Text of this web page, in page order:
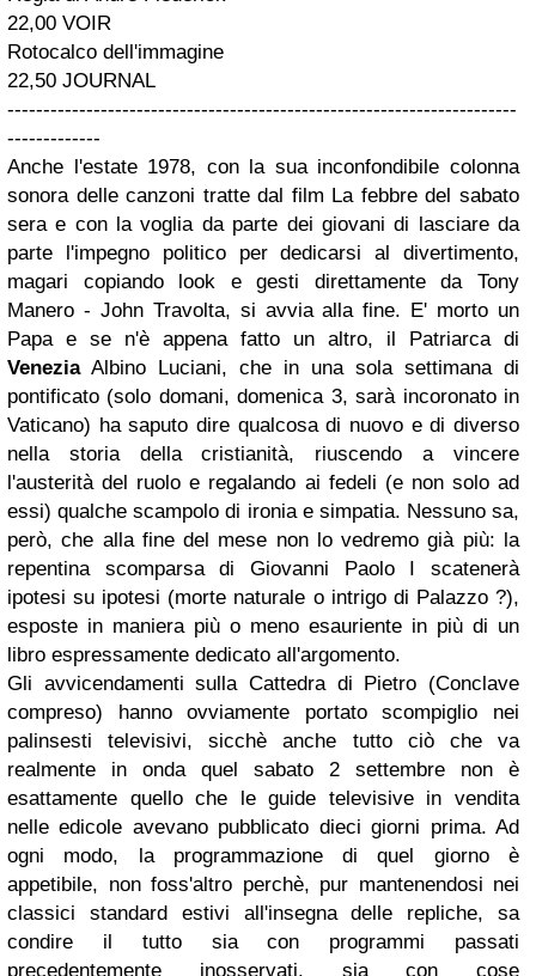
22,00 VOIR
Rotocalco dell'immagine
22,50 JOURNAL
-----------------------------------------------------------------------
-------------
Anche l'estate 1978, con la sua inconfondibile colonna
sonora delle canzoni tratte dal film La febbre del sabato
serae con la voglia da parte dei giovani di lasciare da
parte l'impegno politico per dedicarsi al divertimento,
magari copiando look e gesti direttamente da Tony
Manero - John Travolta, si avvia alla fine. E' morto un
Papa e se n'è appena fatto un altro, il Patriarca di
VeneziaAlbino Luciani, che in una sola settimana di
pontificato (solo domani, domenica 3, sarà incoronato in
Vaticano) ha saputo dire qualcosa di nuovo e di diverso
nella storia della cristianità, riuscendo a vincere
l'austerità del ruolo e regalando ai fedeli (e non solo ad
essi) qualche scampolo di ironia e simpatia. Nessuno sa,
però, che alla fine del mese non lo vedremo già più: la
repentina scomparsa di Giovanni Paolo I scatenerà
ipotesi su ipotesi (morte naturale o intrigo di Palazzo ?),
esposte in maniera più o meno esauriente in più di un
libro espressamente dedicato all'argomento.
Gli avvicendamenti sulla Cattedra di Pietro (Conclave
compreso) hanno ovviamente portato scompiglio nei
palinsesti televisivi, sicchè anche tutto ciò che va
realmente in onda quel sabato 2 settembre non è
esattamente quello che le guide televisive in vendita
nelle edicole avevano pubblicato dieci giorni prima. Ad
ogni modo, la programmazione di quel giorno è
appetibile, non foss'altro perchè, pur mantenendosi nei
classici standard estivi all'insegna delle repliche, sa
condire il tutto sia con programmi passati
precedentemente inosservati, sia con cose